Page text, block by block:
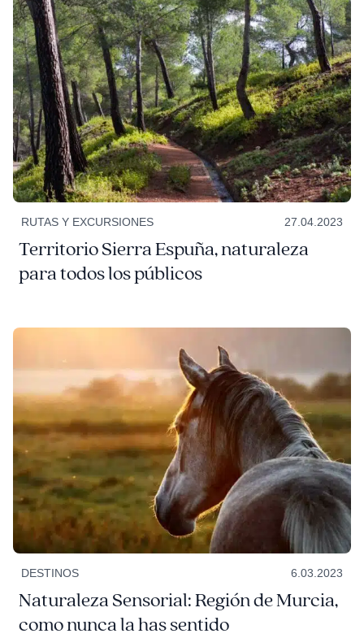
RUTAS Y EXCURSIONES 27.04.2023
Territorio Sierra Espuña, naturaleza
para todos los públicos
DESTINOS 6.03.2023
Naturaleza Sensorial: Región de Murcia,
como nunca la has sentido